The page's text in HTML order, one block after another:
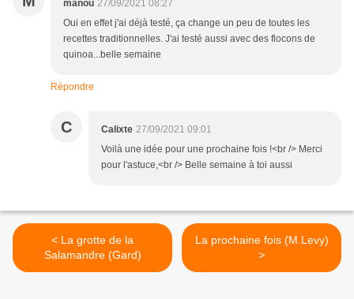
manou 27/09/2021 08:27
Oui en effet j'ai déjà testé, ça change un peu de toutes les
recettes traditionnelles. J'ai testé aussi avec des flocons de
quinoa...belle semaine
Répondre
C Calixte 27/09/2021 09:01
Voilà une idée pour une prochaine fois !<br /> Merci
pour l'astuce,<br /> Belle semaine à toi aussi
< La grotte de la
Salamandre (Gard)
La prochaine fois (M.Levy)
>